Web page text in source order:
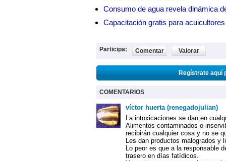
Consumo de agua revela dinámica
Capacitación gratis para
Participa: Comentar Valorar
Regístrate aquí
COMENTARIOS
víctor huerta (renegadojulian)
La intoxicaciones se dan en
Alimentos contaminados o
recibirán cualquier cosa y no se
Les dan productos malogrados y
Lo peor es que a la responsable
trasero en días fatídicos.